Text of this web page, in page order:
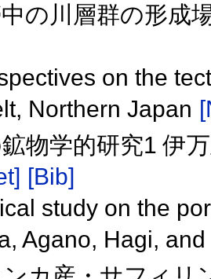
の川層群の形成
on the
Northern Japan
物学的研究1 伊
[Bib]
study on the
Agano, Hagi,